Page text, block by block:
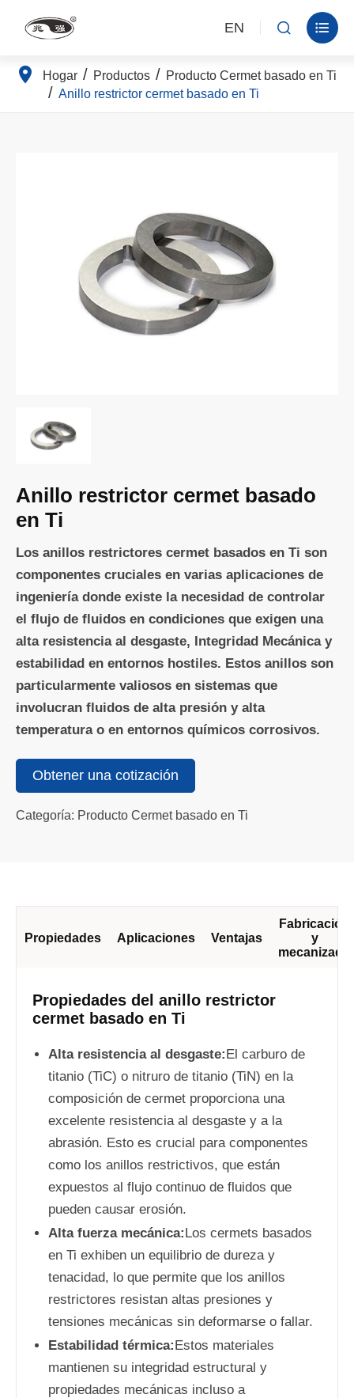
EN  
Hogar Productos
Producto Cermet basado en Ti
Anillo restrictor cermet basado en Ti
Anillo restrictor cermet basado
en Ti
Los anillos restrictores cermet basados en Ti son
componentes cruciales en varias aplicaciones de
ingeniería donde existe la necesidad de controlar
el flujo de fluidos en condiciones que exigen una
alta resistencia al desgaste, Integridad Mecánica y
estabilidad en entornos hostiles. Estos anillos son
particularmente valiosos en sistemas que
involucran fluidos de alta presión y alta
temperatura o en entornos químicos corrosivos.
Obtener una cotización
Categoría: Producto Cermet basado en Ti
Propiedades Aplicaciones Ventajas
Fabricación
y
mecanizado
Propiedades del anillo restrictor
cermet basado en Ti
Alta resistencia al desgaste:El carburo de
titanio (TiC) o nitruro de titanio (TiN) en la
composición de cermet proporciona una
excelente resistencia al desgaste y a la
abrasión. Esto es crucial para componentes
como los anillos restrictivos, que están
expuestos al flujo continuo de fluidos que
pueden causar erosión.
Alta fuerza mecánica:Los cermets basados
en Ti exhiben un equilibrio de dureza y
tenacidad, lo que permite que los anillos
restrictores resistan altas presiones y
tensiones mecánicas sin deformarse o fallar.
Estabilidad térmica:Estos materiales
mantienen su integridad estructural y
propiedades mecánicas incluso a